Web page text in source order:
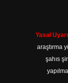
Yasal
araştırma
şahıs